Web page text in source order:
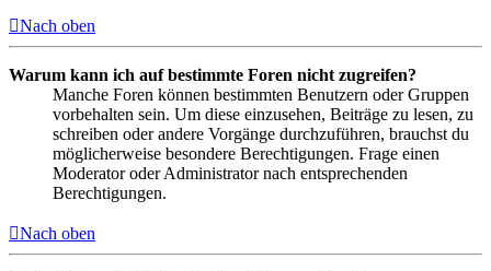
Nach oben
Warum kann ich auf bestimmte Foren nicht zugreifen?
Manche Foren können bestimmten Benutzern oder Gruppen
vorbehalten sein. Um diese einzusehen, Beiträge zu lesen, zu
schreiben oder andere Vorgänge durchzuführen, brauchst du
möglicherweise besondere Berechtigungen. Frage einen
Moderator oder Administrator nach entsprechenden
Berechtigungen.
Nach oben